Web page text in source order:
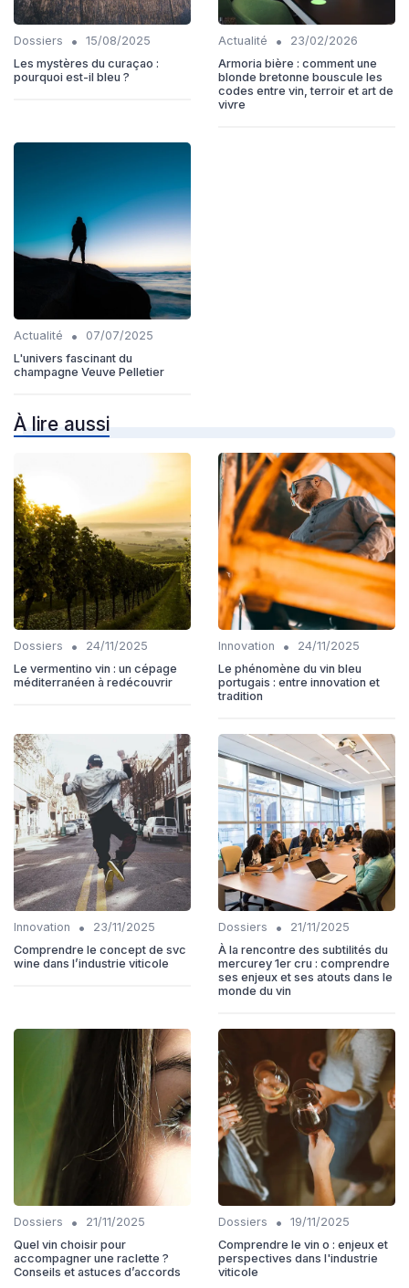
Dossiers •
15/08/2025
Les mystères du curaçao :
pourquoi est-il bleu ?
Actualité •
23/02/2026
Armoria bière : comment une
blonde bretonne bouscule les
codes entre vin, terroir et art de
vivre
Actualité •
07/07/2025
L'univers fascinant du
champagne Veuve Pelletier
À lire aussi
Dossiers •
24/11/2025
Le vermentino vin : un cépage
méditerranéen à redécouvrir
Innovation •
24/11/2025
Le phénomène du vin bleu
portugais : entre innovation et
tradition
Innovation •
23/11/2025
Comprendre le concept de svc
wine dans l’industrie viticole
Dossiers •
21/11/2025
À la rencontre des subtilités du
mercurey 1er cru : comprendre
ses enjeux et ses atouts dans le
monde du vin
Dossiers •
21/11/2025
Quel vin choisir pour
accompagner une raclette ?
Conseils et astuces d’accords
Dossiers •
19/11/2025
Comprendre le vin o : enjeux et
perspectives dans l'industrie
viticole